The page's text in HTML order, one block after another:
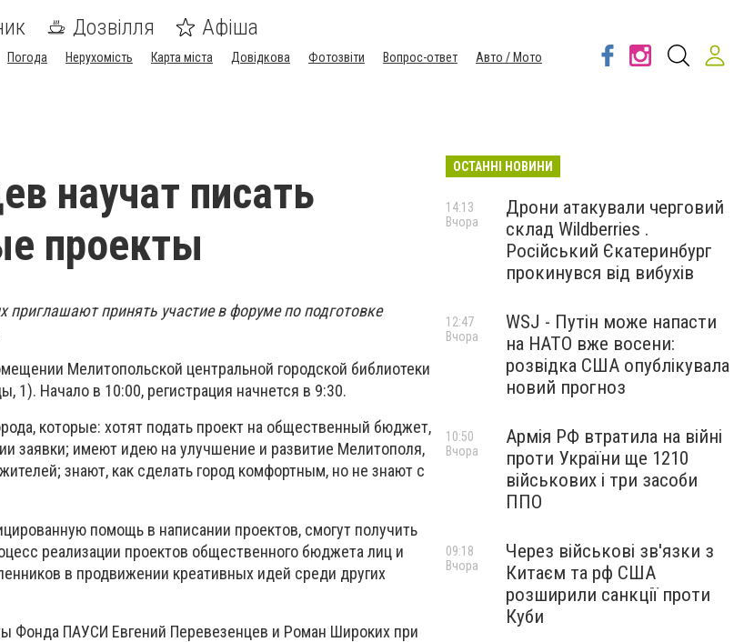
Дозвілля Афіша
Погода Нерухомість Карта міста Довідкова Фотозвіти Вопрос-ответ
Авто / Мото
научат писать
проекты
приглашают принять участие в форуме по подготовке
Мелитопольской центральной городской библиотеки
Начало в 10:00, регистрация начнется в 9:30.
которые: хотят подать проект на общественный бюджет,
заявки; имеют идею на улучшение и развитие Мелитополя,
знают, как сделать город комфортным, но не знают с
помощь в написании проектов, смогут получить
реализации проектов общественного бюджета лиц и
в продвижении креативных идей среди других
Фонда ПАУСИ Евгений Перевезенцев и Роман Широких при
ОСТАННІ НОВИНИ
Дрони атакували черговий
склад Wildberries .
Російський Єкатеринбург
прокинувся від вибухів
14:13
Вчора
WSJ - Путін може напасти
на НАТО вже восени:
розвідка США опублікувала
новий прогноз
12:47
Вчора
Армія РФ втратила на війні
проти України ще 1210
військових і три засоби
ППО
10:50
Вчора
Через військові зв'язки з
Китаєм та рф США
розширили санкції проти
Куби
09:18
Вчора